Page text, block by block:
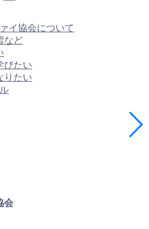
イ協会について
など
びたい
りたい
会